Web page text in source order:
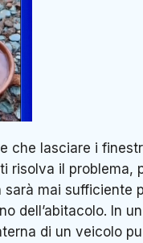
che lasciare i
risolva il problema,
sarà mai sufficiente
dell’abitacolo. In
di un veicolo